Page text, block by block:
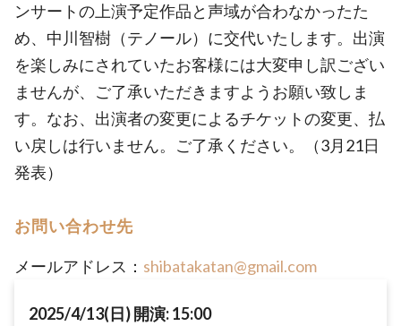
ンサートの上演予定作品と声域が合わなかったた
め、中川智樹（テノール）に交代いたします。出演
を楽しみにされていたお客様には大変申し訳ござい
ませんが、ご了承いただきますようお願い致しま
す。なお、出演者の変更によるチケットの変更、払
い戻しは行いません。ご了承ください。（3月21日
発表）
お問い合わせ先
メールアドレス： shibatakatan@gmail.com
2025/4/13(日) 開演: 15:00